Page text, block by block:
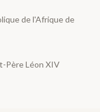
de l'Afrique de
Père Léon XIV